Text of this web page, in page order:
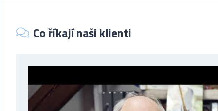
Co říkají naši klienti